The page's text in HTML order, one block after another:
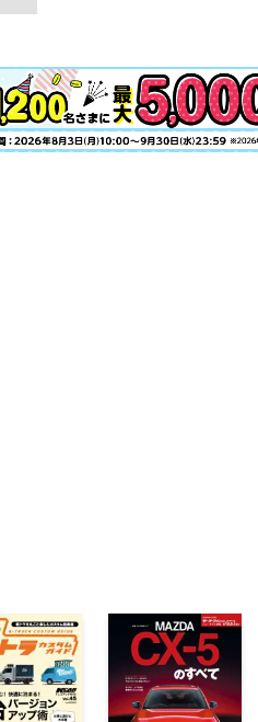
中古車にまつわるお悩
《インタビュー》cars
茨城トヨタ懇親会二
マガジンX厳選 最新
モビショー日本メー
川端由美の世界を駆
BEVの取り扱いに困